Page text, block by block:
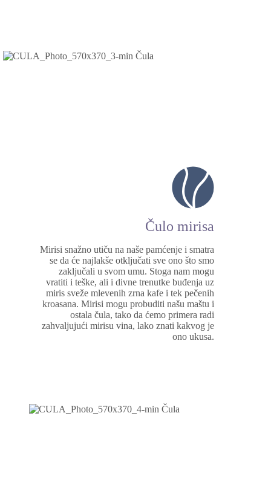
Čulo mirisa
Mirisi snažno utiču na naše pamćenje i smatra
se da će najlakše otključati sve ono što smo
zaključali u svom umu. Stoga nam mogu
vratiti i teške, ali i divne trenutke buđenja uz
miris sveže mlevenih zrna kafe i tek pečenih
kroasana. Mirisi mogu probuditi našu maštu i
ostala čula, tako da ćemo primera radi
zahvaljujući mirisu vina, lako znati kakvog je
ono ukusa.